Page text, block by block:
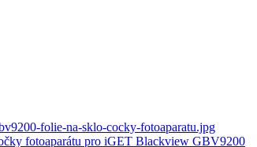
fotoaparátu pro iGET Blackview GBV9200